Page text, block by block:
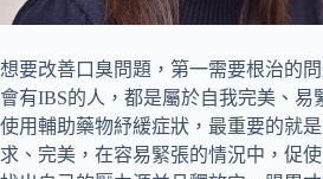
想要改善口臭問題，第一需要根治的
會有IBS的人，都是屬於自我完美、易
使用輔助藥物紓緩症狀，最重要的就
求、完美，在容易緊張的情況中，促